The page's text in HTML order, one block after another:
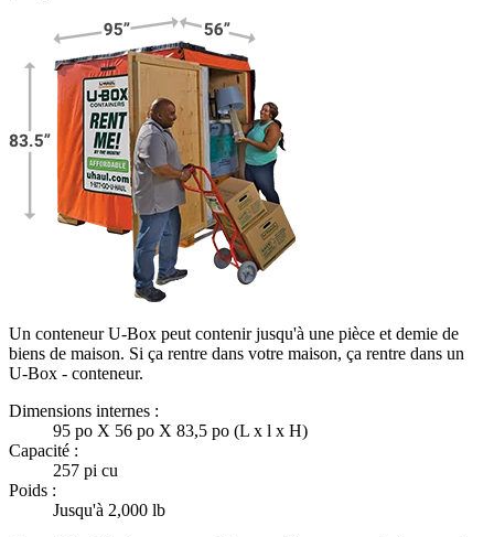
Un conteneur U-Box peut contenir jusqu'à une pièce et demie de
biens de maison. Si ça rentre dans votre maison, ça rentre dans un
U-Box - conteneur.
Dimensions internes :
95 po X 56 po X 83,5 po (L x l x H)
Capacité :
257 pi cu
Poids :
Jusqu'à 2,000 lb